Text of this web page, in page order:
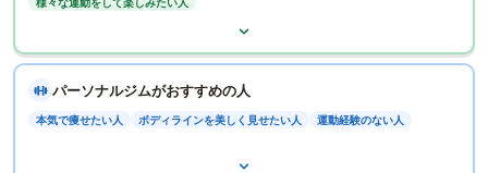
様々な運動をして楽しみたい人
パーソナルジムがおすすめの人
本気で痩せたい人 ボディラインを美しく見せたい人 運動経験のない人